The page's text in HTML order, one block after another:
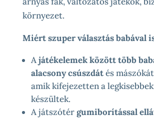
környezet.
Miért szuper választás babával
Ajátékelemek között több
alacsony csúszdátés
amik kifejezetten a
készültek.
A játszótérgumiborítással